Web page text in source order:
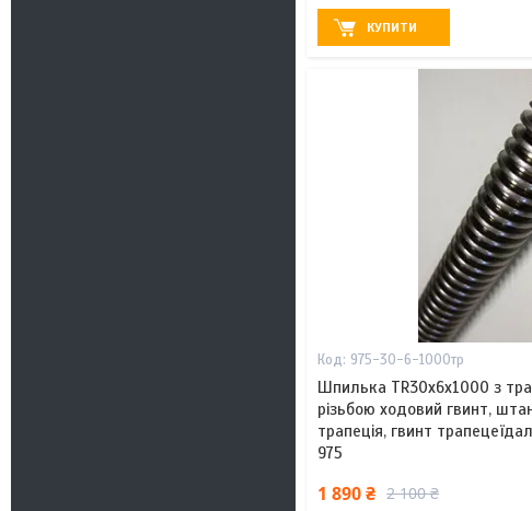
КУПИТИ
975-30-6-1000тр
Шпилька TR30x6х1000 з
різьбою ходовий гвинт,
трапеція, гвинт
975
1 890 ₴ 2 100 ₴